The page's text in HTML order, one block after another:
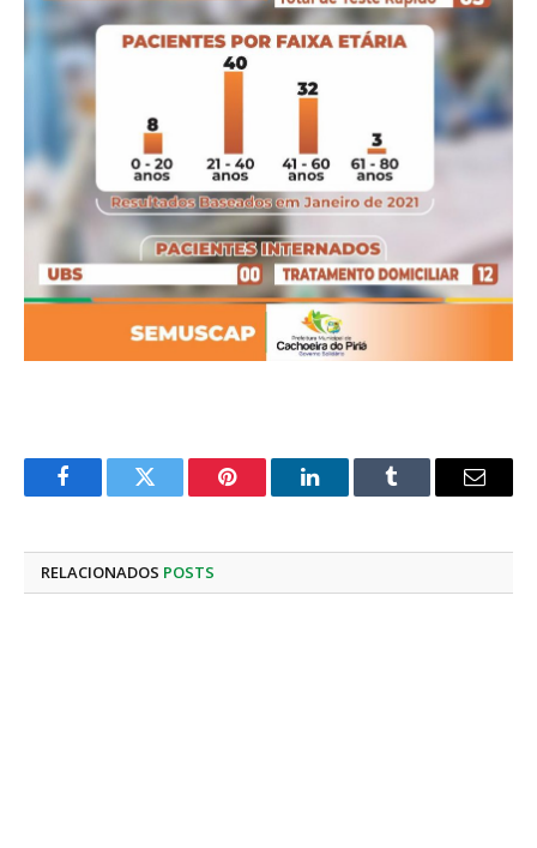
FacebookTwitter Pinterest LinkedInTumblr
E-
RELACIONADOS POSTS